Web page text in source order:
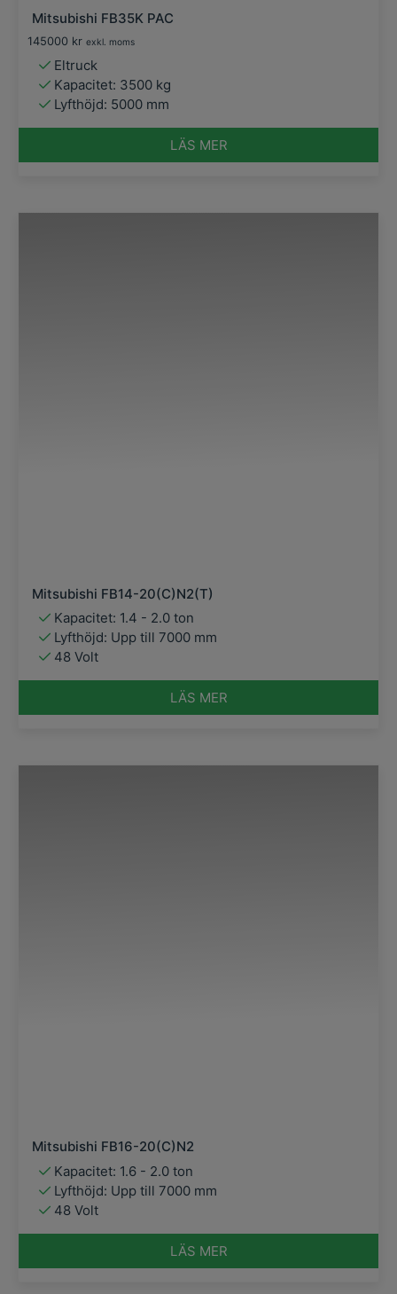
Mitsubishi FB35K PAC
145000 kr exkl. moms
Eltruck
Kapacitet: 3500 kg
Lyfthöjd: 5000 mm
LÄS MER
Mitsubishi FB14-20(C)N2(T)
Kapacitet: 1.4 - 2.0 ton
Lyfthöjd: Upp till 7000 mm
48 Volt
LÄS MER
Mitsubishi FB16-20(C)N2
Kapacitet: 1.6 - 2.0 ton
Lyfthöjd: Upp till 7000 mm
48 Volt
LÄS MER